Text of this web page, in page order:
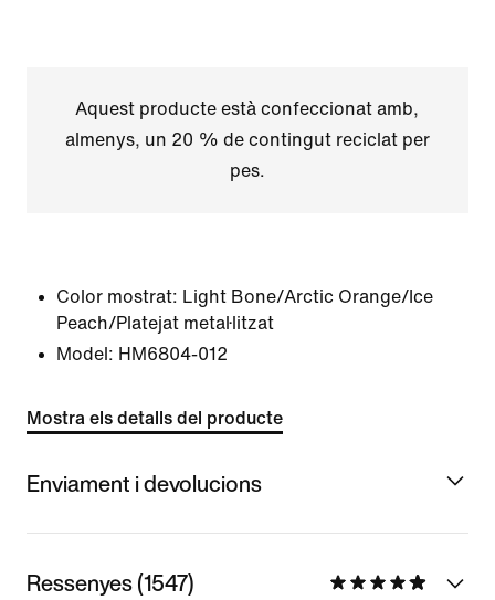
Aquest producte està confeccionat amb,
almenys, un 20 % de contingut reciclat per
pes.
Color mostrat: Light Bone/Arctic Orange/Ice
Peach/Platejat metal·litzat
Model: HM6804-012
Mostra els detalls del producte
Enviament i devolucions
Ressenyes (1547)